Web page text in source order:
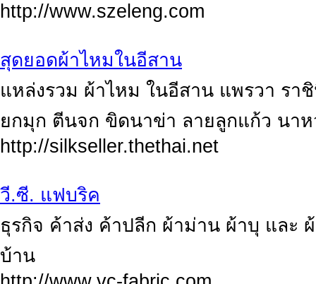
http://www.szeleng.com
สุดยอดผ้าไหมในอีสาน
แหล่งรวม ผ้าไหม ในอีสาน แพรวา ร
ยกมุก ตีนจก ขิดนาข่า ลายลูกแก้ว นา
http://silkseller.thethai.net
วี.ซี. แฟบริค
ธุรกิจ ค้าส่ง ค้าปลีก ผ้าม่าน ผ้าบุ แล
บ้าน